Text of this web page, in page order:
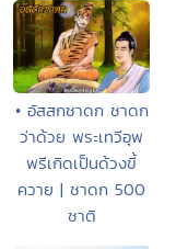
• อัสสกชาดก ชาดก
ว่าด้วย พระเทวีอุพ
พรีเกิดเป็นด้วงขี้
ควาย | ชาดก 500
ชาติ